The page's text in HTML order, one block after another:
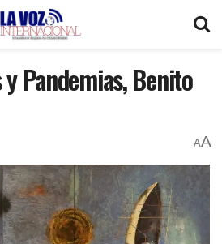
Pandemias, Benito
AA